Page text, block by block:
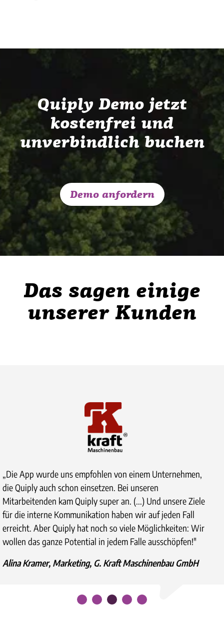
Quiply Demo jetzt
kostenfrei und
unverbindlich buchen
Demo anfordern
Das sagen einige
unserer Kunden
„Vom ersten Tag an hat Quiply die Kommunikation für uns
enorm erleichtert. Und auch nach über einem Jahr sind wir
nach wie vor begeistert von der App und können diese
sehr weiterempfehlen. Und: Es ist wirklich toll zu sehen,
dass Kundenfeedback ernst genommen wird und dieses
auch umgesetzt wird.“
Gaby Baumann, Leiterin Personal, aarReha Schinznach